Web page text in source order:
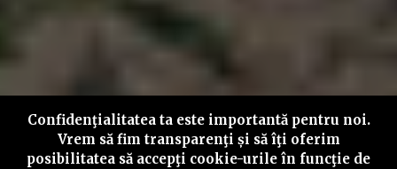
Confidenţialitatea ta este importantă pentru noi.
Vrem să fim transparenţi și să îţi oferim
posibilitatea să accepţi cookie-urile în funcţie de